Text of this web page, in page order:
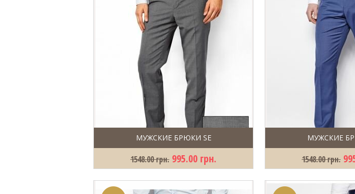
МУЖСКИЕ БРЮКИ SE
1548.00 грн. 995.00 грн.
МУЖСКИЕ
1548.00 грн.